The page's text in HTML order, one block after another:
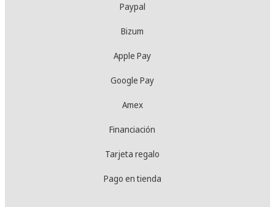
Paypal
Bizum
Apple Pay
Google Pay
Amex
Financiación
Tarjeta regalo
Pago en tienda